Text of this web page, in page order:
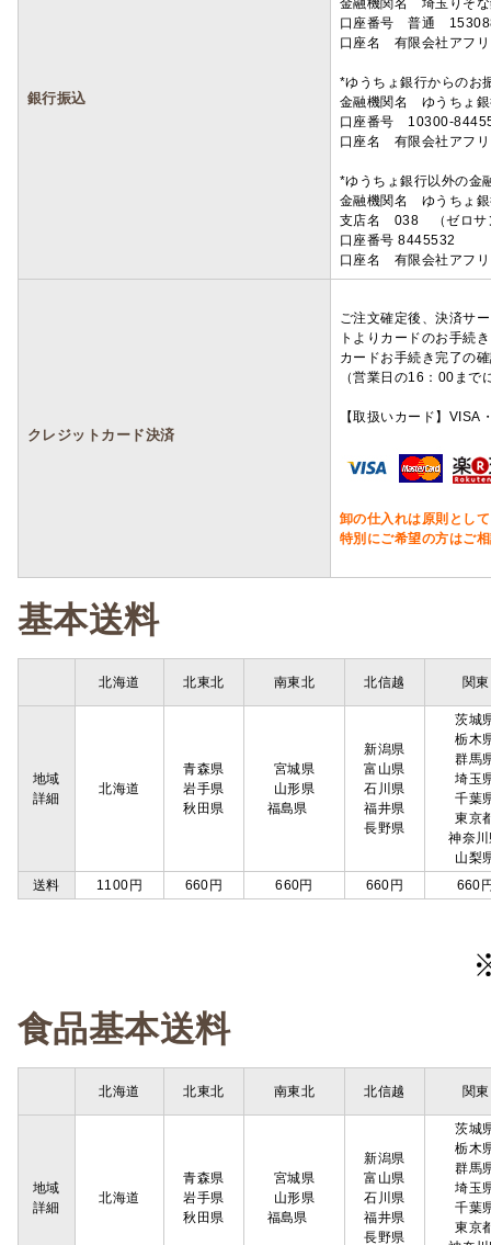
銀行振込
金融機関名 埼玉りそ
口座番号 普通
口座名 有限会社アフ
*ゆうちょ銀行からのお
金融機関名 ゆうちょ
口座番号 10300-
口座名 有限会社アフ
*ゆうちょ銀行以外の金
金融機関名 ゆうちょ
支店名 038 （ゼロサ
口座番号 8445532
口座名 有限会社アフ
クレジットカード決済
ご注文確定後、決済サ
トよりカードのお手続
カードお手続き完了の
（営業日の16：00ま
【取扱いカード】
卸の仕入れは原則とし
特別にご希望の方はご
基本送料
北海道 北東北 南東北 北信越 関東
地域
詳細
北海道
青森県
岩手県
秋田県
宮城県
山形県
福島県
新潟県
富山県
石川県
福井県
長野県
茨城
栃木
群馬
埼玉
千葉
東京
神奈
山梨
送料
1100円 660円 660円 660円 660
食品基本送料
北海道 北東北 南東北 北信越 関東
地域
詳細
北海道
青森県
岩手県
秋田県
宮城県
山形県
福島県
新潟県
富山県
石川県
福井県
長野県
茨城
栃木
群馬
埼玉
千葉
東京